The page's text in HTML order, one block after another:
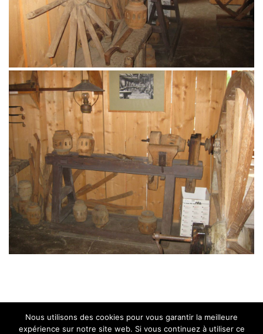
Nous utilisons des cookies pour vous garantir la meilleure
expérience sur notre site web. Si vous continuez à utiliser ce